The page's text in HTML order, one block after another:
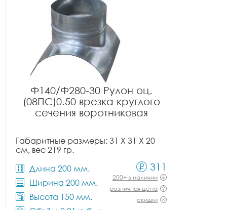
Ф140/Ф280-30 Рулон оц.
(08ПС)0.50 врезка круглого
сечения воротниковая
Габаритные размеры: 31 X 31 X 20
см, вес 219 гр.
Длина 200 мм.
Ширина 200 мм.
Высота 150 мм.
311
200+ в наличии
розничная цена
скидки